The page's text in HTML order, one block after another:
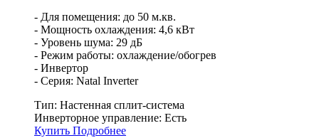
- Для помещения: до 50 м.кв.
- Мощность охлаждения: 4,6 кВт
- Уровень шума: 29 дБ
- Режим работы: охлаждение/обогрев
- Инвертор
- Серия: Natal Inverter
Тип: Настенная сплит-система
Инверторное управление: Есть
Купить Подробнее